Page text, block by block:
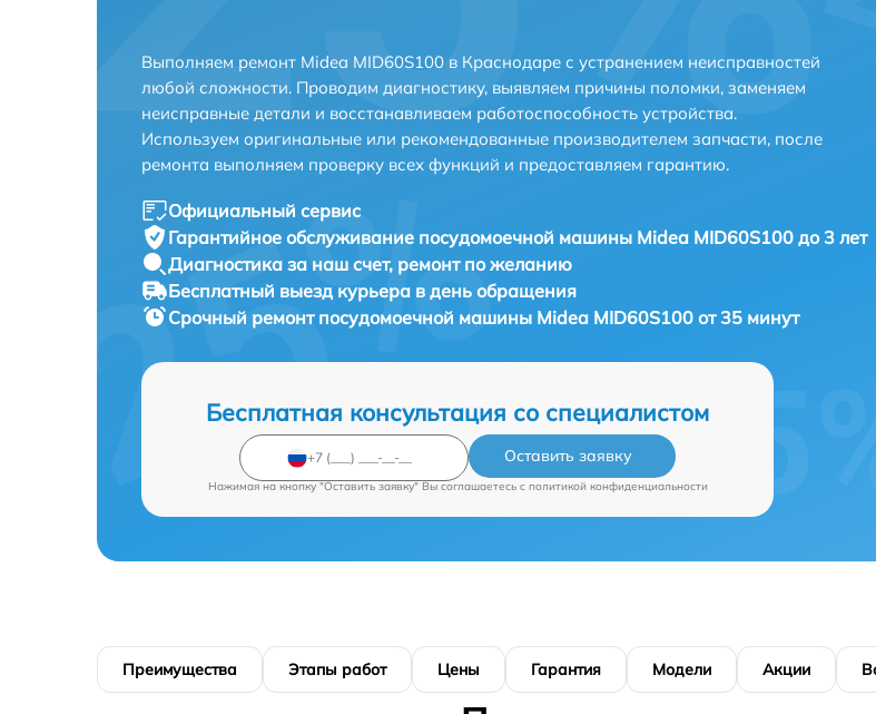
Выполняем ремонт Midea MID60S100 в Краснодаре с устранением неисправностей
любой сложности. Проводим диагностику, выявляем причины поломки, заменяем
неисправные детали и восстанавливаем работоспособность устройства.
Используем оригинальные или рекомендованные производителем запчасти, после
ремонта выполняем проверку всех функций и предоставляем гарантию.
Официальный сервис
Гарантийное обслуживание посудомоечной машины Midea MID60S100 до 3 лет
Диагностика за наш счет, ремонт по желанию
Бесплатный выезд курьера в день обращения
Срочный ремонт посудомоечной машины Midea MID60S100 от 35 минут
Бесплатная консультация со специалистом
Оставить заявку
Нажимая на кнопку "Оставить заявку" Вы соглашаетесь c политикой конфиденциальности
Преимущества Этапы работ Цены Гарантия Модели Акции